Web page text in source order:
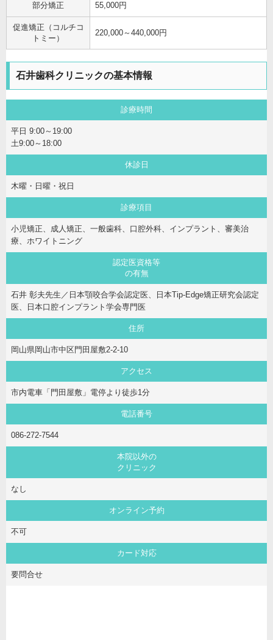
部分矯正 55,000円
促進矯正（コルチコ
トミー）
220,000～440,000円
石井歯科クリニックの基本情報
診療時間
平日 9:00～19:00
土9:00～18:00
休診日
木曜・日曜・祝日
診療項目
小児矯正、成人矯正、一般歯科、口腔外科、インプラント、審美治
療、ホワイトニング
認定医資格等
の有無
石井 彰夫先生／日本顎咬合学会認定医、日本Tip-Edge矯正研究会認定
医、日本口腔インプラント学会専門医
住所
岡山県岡山市中区門田屋敷2-2-10
アクセス
市内電車「門田屋敷」電停より徒歩1分
電話番号
086-272-7544
本院以外の
クリニック
なし
オンライン予約
不可
カード対応
要問合せ